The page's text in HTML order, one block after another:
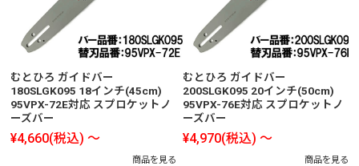
むとひろ ガイドバー
180SLGK095 18インチ(45cm)
95VPX-72E対応 スプロケットノ
ーズバー
¥4,660(税込) ～
商品を見る
むとひろ ガイドバー
200SLGK095 20インチ(50cm)
95VPX-76E対応 スプロケットノ
ーズバー
¥4,970(税込) ～
商品を見る